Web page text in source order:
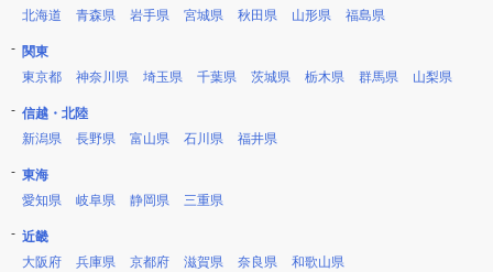
北海道
青森県 岩手県 宮城県 秋田県 山形県 福島県
関東
東京都
神奈川県 埼玉県 千葉県 茨城県 栃木県 群馬県 山梨県
信越・北陸
新潟県
長野県 富山県 石川県 福井県
東海
愛知県
岐阜県 静岡県 三重県
近畿
大阪府
兵庫県 京都府 滋賀県 奈良県 和歌山県